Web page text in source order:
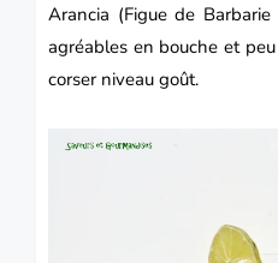
Arancia (Figue de
agréables en bouche et
corser niveau goût.